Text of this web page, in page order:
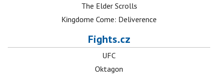
The Elder Scrolls
Kingdome Come: Deliverence
Fights.cz
UFC
Oktagon